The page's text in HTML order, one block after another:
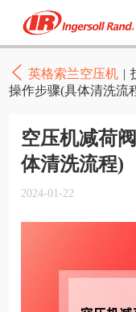
英格索兰空压机 |
操作步骤(具体清洗流
空压机减荷
体清洗流程)
2024-01-22